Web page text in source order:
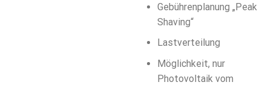
Gebührenplanung „Peak
Shaving“
Lastverteilung
Möglichkeit, nur
Photovoltaik vom